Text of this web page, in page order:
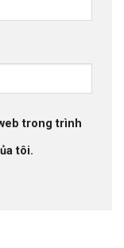
trong trình
tôi.